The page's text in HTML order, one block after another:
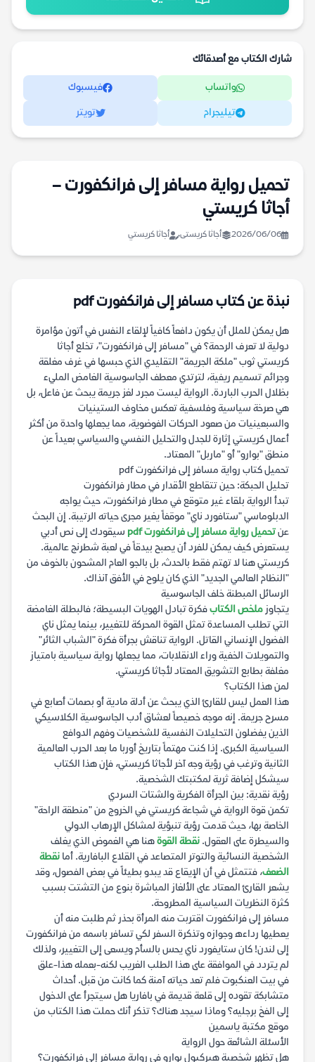
شارك الكتاب مع أصدقائك
واتساب فيسبوك
تيليجرام تويتر
تحميل رواية مسافر إلى فرانكفورت –
أجاثا كريستي
2026/06/06 أجاثا كريستى أجاثا كريستي
نبذة عن كتاب مسافر إلى فرانكفورت pdf
هل يمكن للملل أن يكون دافعاً كافياً لإلقاء النفس في أتون مؤامرة
دولية لا تعرف الرحمة؟ في "مسافر إلى فرانكفورت"، تخلع أجاثا
كريستي ثوب "ملكة الجريمة" التقليدي الذي حبسها في غرف مغلقة
وجرائم تسميم ريفية، لترتدي معطف الجاسوسية الغامض المليء
بظلال الحرب الباردة. الرواية ليست مجرد لغز جريمة يبحث عن فاعل، بل
هي صرخة سياسية وفلسفية تعكس مخاوف الستينيات
والسبعينيات من صعود الحركات الفوضوية، مما يجعلها واحدة من أكثر
أعمال كريستي إثارة للجدل والتحليل النفسي والسياسي بعيداً عن
منطق "بوارو" أو "ماربل" المعتاد.
تحميل كتاب رواية مسافر إلى فرانكفورت pdf
تحليل الحبكة: حين تتقاطع الأقدار في مطار فرانكفورت
تبدأ الرواية بلقاء غير متوقع في مطار فرانكفورت، حيث يواجه
الدبلوماسي "ستافورد ناي" موقفاً يغير مجرى حياته الرتيبة. إن البحث
عنتحميل رواية مسافر إلى فرانكفورت pdf
سيقودك إلى نص أدبي
يستعرض كيف يمكن للفرد أن يصبح بيدقاً في لعبة شطرنج عالمية.
كريستي هنا لا تهتم فقط بالحدث، بل بالجو العام المشحون بالخوف من
"النظام العالمي الجديد" الذي كان يلوح في الأفق آنذاك.
الرسائل المبطنة خلف الجاسوسية
يتجاوز ملخص الكتابفكرة تبادل الهويات البسيطة؛ فالبطلة الغامضة
التي تطلب المساعدة تمثل القوة المحركة للتغيير، بينما يمثل ناي
الفضول الإنساني القاتل. الرواية تناقش بجرأة فكرة "الشباب الثائر"
والتمويلات الخفية وراء الانقلابات، مما يجعلها رواية سياسية بامتياز
مغلفة بطابع التشويق المعتاد لأجاثا كريستي.
لمن هذا الكتاب؟
هذا العمل ليس للقارئ الذي يبحث عن أدلة مادية أو بصمات أصابع في
مسرح جريمة. إنه موجه خصيصاً لعشاق أدب الجاسوسية الكلاسيكي
الذين يفضلون التحليلات النفسية للشخصيات وفهم الدوافع
السياسية الكبرى. إذا كنت مهتماً بتاريخ أوربا ما بعد الحرب العالمية
الثانية وترغب في رؤية وجه آخر لأجاثا كريستي، فإن هذا الكتاب
سيشكل إضافة ثرية لمكتبتك الشخصية.
رؤية نقدية: بين الجرأة الفكرية والشتات السردي
تكمن قوة الرواية في شجاعة كريستي في الخروج من "منطقة الراحة"
الخاصة بها، حيث قدمت رؤية تنبؤية لمشاكل الإرهاب الدولي
والسيطرة على العقول. نقطة القوةهنا هي الغموض الذي يغلف
الشخصية النسائية والتوتر المتصاعد في القلاع البافارية. أما نقطة
الضعف، فتتمثل في أن الإيقاع قد يبدو بطيئاً في بعض الفصول، وقد
يشعر القارئ المعتاد على الألغاز المباشرة بنوع من التشتت بسبب
كثرة النظريات السياسية المطروحة.
مسافر إلى فرانكفورت اقتربت منه المرأة بحذر ثم طلبت منه أن
يعطيها رداءه وجوازه وتذكرة السفر لكي تسافر باسمه من فرانكفورت
إلى لندن! كان ستايفورد ناي يحس بالسأم ويسعى إلى التغيير، ولذلك
لم يتردد في الموافقة على هذا الطلب الغريب لكنه-بعمله هذا-علق
في بيت العنكبوت فلم تعد حياته آمنة كما كانت من قبل. أحداث
متشابكة تقوده إلى قلعة قديمة في بافاريا هل سيتجرأ على الدخول
إلى الفخ برجليه؟ وماذا سيجد هناك؟ تذكر أنك حملت هذا الكتاب من
موقع مكتبة ياسمين
الأسئلة الشائعة حول الرواية
هل تظهر شخصية هيركيول بوارو في رواية مسافر إلى فرانكفورت؟